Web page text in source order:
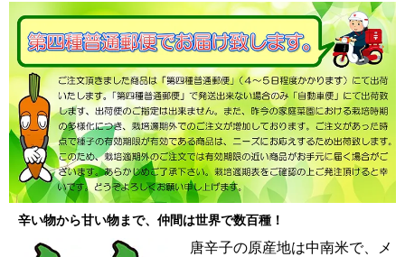
辛い物から甘い物まで、仲間は世界で数百種！
唐辛子の原産地は中南米で、メ